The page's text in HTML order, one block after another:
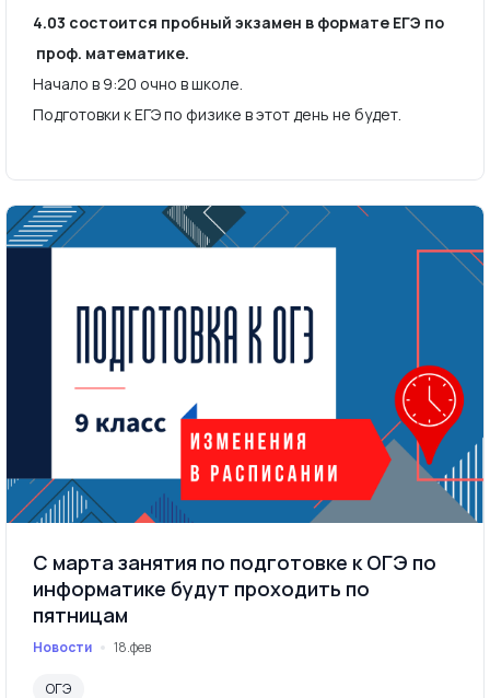
4.03 состоится пробный экзамен в формате ЕГЭ по
проф. математике.
Начало в 9:20 очно в школе.
Подготовки к ЕГЭ по физике в этот день не будет.
С марта занятия по подготовке к ОГЭ по
информатике будут проходить по
пятницам
Новости 18.фев
ОГЭ